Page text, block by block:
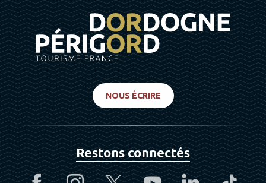
NOUS ÉCRIRE
Restons connectés